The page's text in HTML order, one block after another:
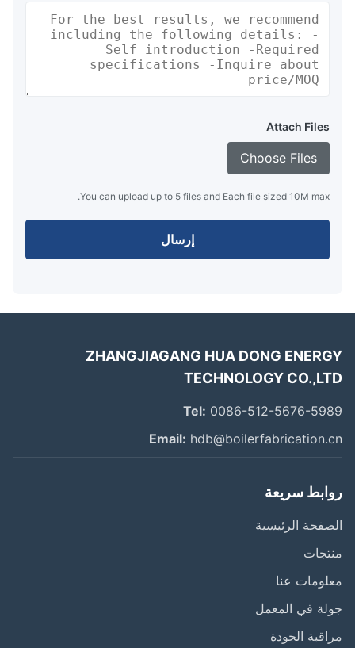
Attach Files
Choose Files
You can upload up to 5 files and Each file sized 10M max.
إرسال
ZHANGJIAGANG HUA DONG
TECHNOLOGY
Tel:0086-512-5676-
Email:
سريعة
الرئيسية
عنا
في المعمل
الجودة